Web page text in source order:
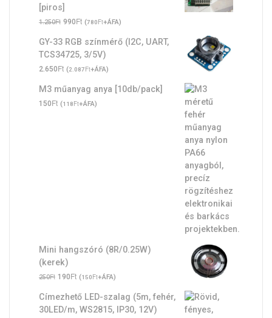
[piros]
1.250Ft Original
was:
1.250Ft.
990FtCurrent
is:
990Ft.
(780Ft+ÁFA)
GY-33 RGB színmérő (I2C, UART,
TCS34725, 3/5V)
2.650Ft (2.087Ft+ÁFA)
M3 műanyag anya [10db/pack]
150Ft (118Ft+ÁFA)
Mini hangszóró (8R/0.25W)
(kerek)
250Ft Original
was:
250Ft.
190FtCurrent
is:
190Ft.
(150Ft+ÁFA)
Címezhető LED-szalag (5m, fehér,
30LED/m, WS2815, IP30, 12V)